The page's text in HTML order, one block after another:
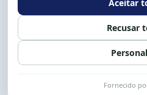
Siga nossas redes